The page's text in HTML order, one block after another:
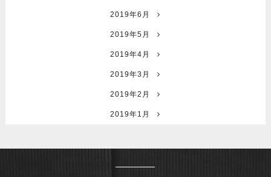
2019年6月
2019年5月
2019年4月
2019年3月
2019年2月
2019年1月